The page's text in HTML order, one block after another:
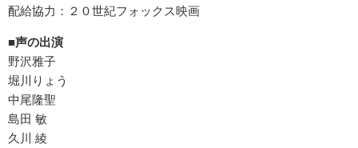
配給協力：２０世紀フォックス映画
■声の出演
野沢雅子
堀川りょう
中尾隆聖
島田 敏
久川 綾